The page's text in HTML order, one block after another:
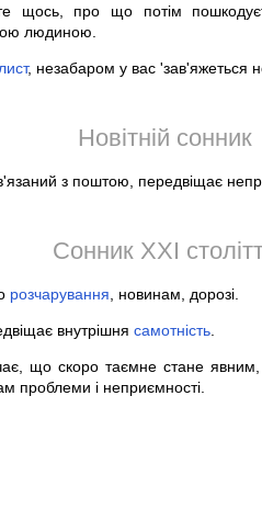
щось, про що потім
людиною.
лист, незабаром у вас 'зав'яжеться
Новітній сонник
з поштою, передвіщає
Сонник XXI
розчарування , новинам, дорозі.
внутрішня самотність.
що скоро таємне стане явним,
проблеми і неприємності.